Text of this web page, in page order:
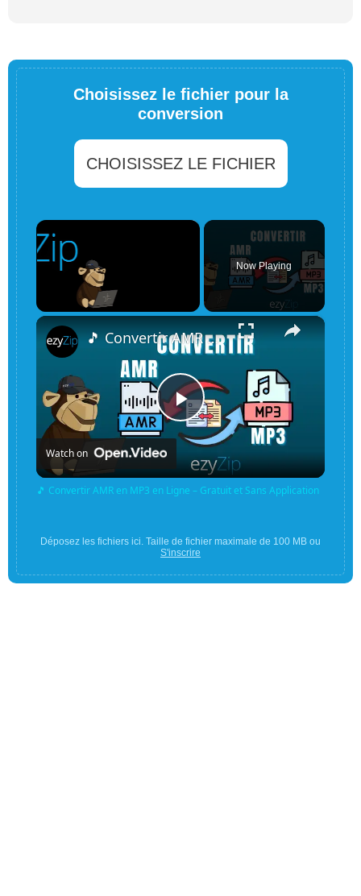
Choisissez le fichier pour la
conversion
CHOISISSEZ LE FICHIER
×
Now Playing
×
Play
Video
🎵 Convertir AMR en MP3 en Ligne – Gratuit et Sans Application
Watch on
🎵 Convertir AMR en MP3 en Ligne – Gratuit et Sans Application
Déposez les fichiers ici. Taille de fichier maximale de 100 MB ou
S'inscrire